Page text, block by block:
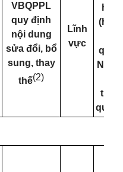
VBQPPL
quy định
nội dung
sửa đổi, bổ
sung, thay
thế(2)
Lĩnh
vực
hiện
thẩm